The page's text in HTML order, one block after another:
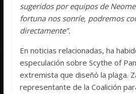
sugeridos por equipos de
fortuna nos sonríe, podremos
directamente”.
En noticias relacionadas, ha
especulación sobre Scythe of
extremista que diseñó la plaga.
representante de la Coalición